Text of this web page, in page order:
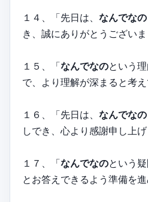
１４、「先日は、 なんでなの
き、誠にありがとうございま
１５、「なんでなのという
で、より理解が深まると考え
１６、「先日は、 なんでなの
しでき、心より感謝申し上げ
１７、「なんでなのという
とお答えできるよう準備を進